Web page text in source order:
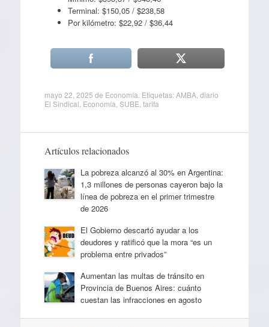
Terminal: $150,05 / $238,58
Por kilómetro: $22,92 / $36,44
mayo 22, 2025 de Economía . Etiquetas:AMBA, diario
El Sindical Economía SUBE tarifa
Artículos relacionados
La pobreza alcanzó al 30% en Argentina:
1,3 millones de personas cayeron bajo la
línea de pobreza en el primer trimestre
de 2026
El Gobierno descartó ayudar a los
deudores y ratificó que la mora “es un
problema entre privados”
Aumentan las multas de tránsito en
Provincia de Buenos Aires: cuánto
cuestan las infracciones en agosto